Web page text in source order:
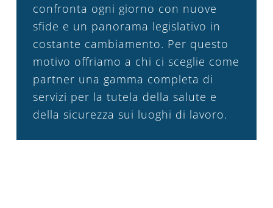
confronta ogni giorno con nuove
sfide e un panorama legislativo in
costante cambiamento. Per questo
motivo offriamo a chi ci sceglie come
partner una gamma completa di
servizi per la tutela della salute e
della sicurezza sui luoghi di lavoro.